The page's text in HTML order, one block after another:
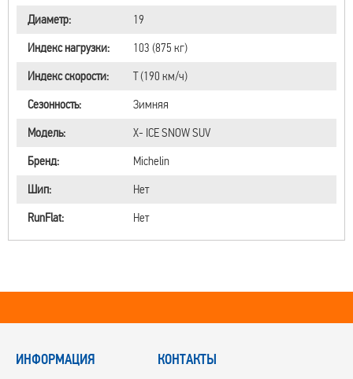
Диаметр:
19
Индекс нагрузки:
103 (875 кг)
Индекс скорости:
T (190 км/ч)
Сезонность:
Зимняя
Модель:
X- ICE SNOW SUV
Бренд:
Michelin
Шип:
Нет
RunFlat:
Нет
ИНФОРМАЦИЯ КОНТАКТЫ